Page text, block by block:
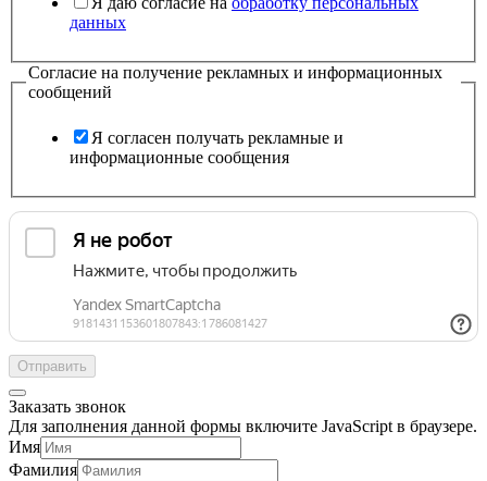
данных
Согласие на получение рекламных и информационных
сообщений
Я согласен получать рекламные и
информационные сообщения
Отправить
Заказать звонок
Для заполнения данной формы включите JavaScript в браузере.
Имя
Фамилия